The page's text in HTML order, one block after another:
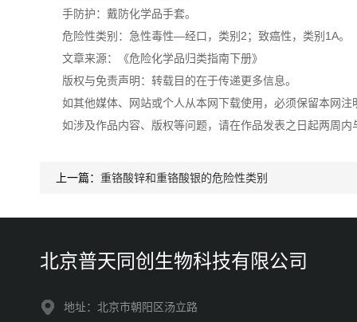
手防护：戴防化学品手套。
危险性类别：急性毒性—经口，类别2；致癌性，类别1A。
文章来源：《危险化学品归类指南下册》
版权与免责声明：转载目的在于传递更多信息。
如其他媒体、网站或个人从本网下载使用，必须保留本网
如涉及作品内容、版权等问题，请在作品发表之日起两周
上一篇： 重铬酸锌和重铬酸银的危险性类别
北京普天同创生物科技有限公司
地址：北京市朝阳区汤立路